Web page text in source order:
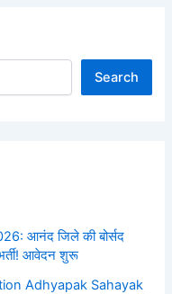
Search
आनंद जिले की बोर्सद
आवेदन शुरू
Adhyapak Sahayak